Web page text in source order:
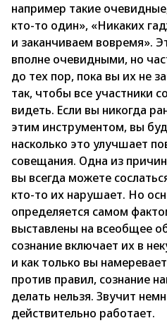
например такие
кто-то один», «Никаких
и заканчиваем вовремя».
вполне очевидными, но
до тех пор, пока вы их не
так, чтобы все участники
видеть. Если вы никогда
этим инструментом, вы
насколько это улучшает
совещания. Одна из
вы всегда можете
кто-то их нарушает. Но
определяется самом
выставлены на всеобщее
сознание включает их в
и как только вы
против правил, сознание
делать нельзя. Звучит
действительно работает.